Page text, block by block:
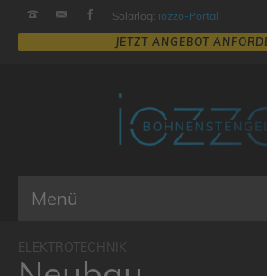
Solarlog: iozzo-Portal
Menü